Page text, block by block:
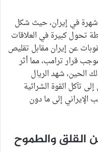
شهرة في إيران، حيث شكل
من الاتفاق النووي في 2018 نقطة تحول كبيرة في العلاقات
عن إيران مقابل تقليص
قرار ترامب، مما أثر
الحين، شهد الريال
تآكل القوة الشرائية
إلى ما دون
القلق والطموح